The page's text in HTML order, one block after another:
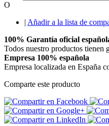
O
| Añadir a la lista de
100% Garantía oficial
Todos nuestro productos tienen
Empresa 100% española
Empresa localizada en España
Comparte este producto